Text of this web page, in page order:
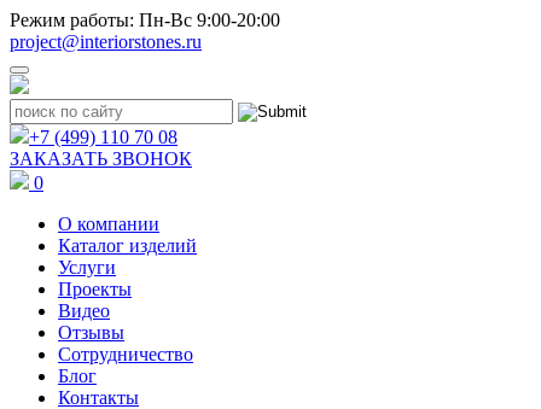
Режим работы: Пн-Вс 9:00-20:00
project@interiorstones.ru
+7 (499) 110 70 08
ЗАКАЗАТЬ ЗВОНОК
0
О компании
Каталог изделий
Услуги
Проекты
Видео
Отзывы
Сотрудничество
Блог
Контакты